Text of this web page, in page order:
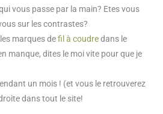
vous passe par la main? Etes vous
sur les contrastes?
marques defil à coudredans le
manque, dites le moi vite pour que je
un mois ! (et vous le retrouverez
dans tout le site!